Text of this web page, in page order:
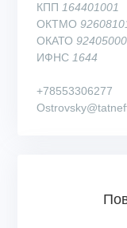
КПП 164401001
ОКТМО
ОКАТО
ИФНС 1644
+78553306277
Bar chart with